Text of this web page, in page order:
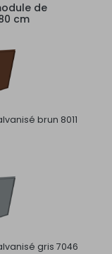
de
cm
brun 8011
gris 7046